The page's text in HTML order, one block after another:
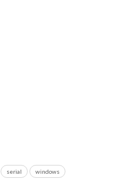
serial windows